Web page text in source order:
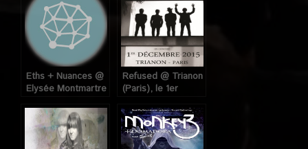
Eths + Nuances @
Elysée Montmartre
Octobre 2008.
Refused @ Trianon
(Paris), le 1er